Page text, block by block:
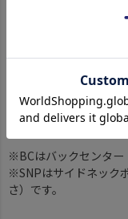
わたり幅
20.5/25
裾幅
21
※BCはバックセンター
※SNPはサイドネック
さ）です。